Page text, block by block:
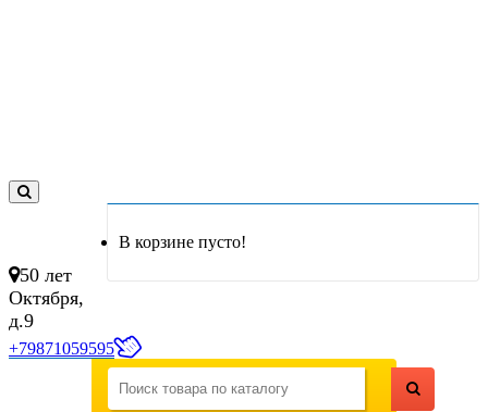
В корзине пусто!
50 лет
Октября,
д.9
+79871059595